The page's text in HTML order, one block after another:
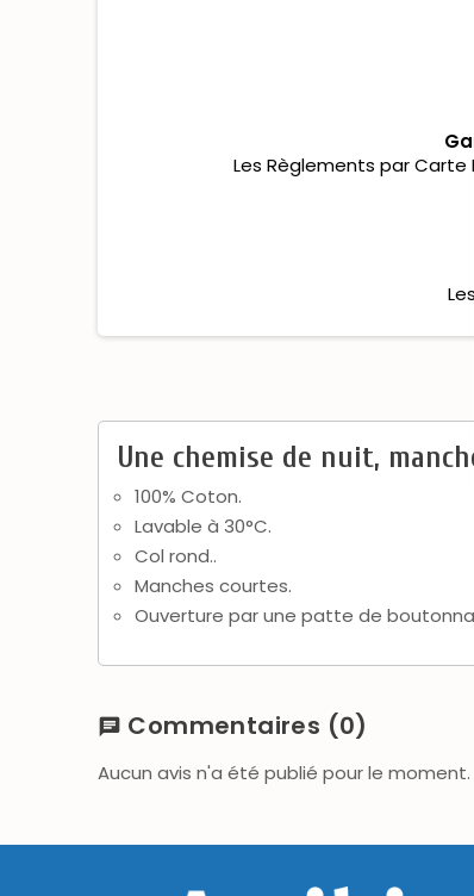
Les Règlements par Carte
Une chemise de nuit,
100% Coton.
Lavable à 30°C.
Col rond..
Manches courtes.
Ouverture par une patte de
chat Commentaires (0)
Aucun avis n'a été publié pour le moment.